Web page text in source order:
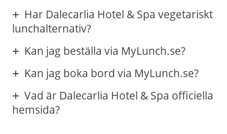
Har Dalecarlia Hotel & Spa vegetariskt
lunchalternativ?
Kan jag beställa via MyLunch.se?
Kan jag boka bord via MyLunch.se?
Vad är Dalecarlia Hotel & Spa officiella
hemsida?